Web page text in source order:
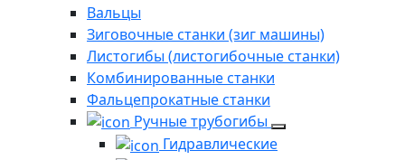
Вальцы
Зиговочные станки (зиг машины)
Листогибы (листогибочные станки)
Комбинированные станки
Фальцепрокатные станки
Ручные трубогибы
Гидравлические